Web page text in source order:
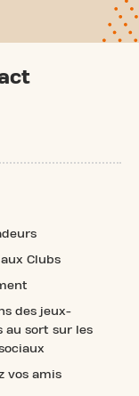
Clubs
des jeux-
au sort sur les
vos amis